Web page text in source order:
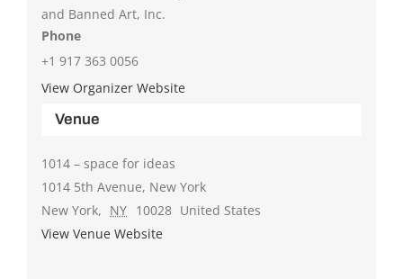
Venue
1014 – space for ideas
1014 5th Avenue, New York
New York, NY 10028 United States
View Venue Website
and Banned Art, Inc.
Phone
+1 917 363 0056
View Organizer Website